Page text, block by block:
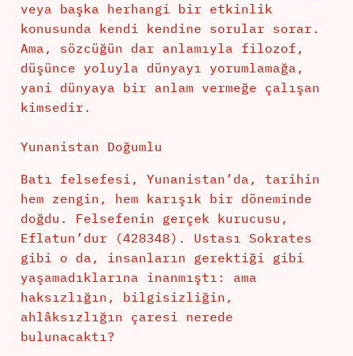
veya başka herhangi bir etkinlik
konusunda kendi kendine sorular sorar.
Ama, sözcüğün dar anlamıyla filozof,
düşünce yoluyla dünyayı yorumlamağa,
yani dünyaya bir anlam vermeğe çalışan
kimsedir.
Yunanistan Doğumlu
Batı felsefesi, Yunanistan’da, tarihin
hem zengin, hem karışık bir döneminde
doğdu. Felsefenin gerçek kurucusu,
Eflatun’dur (428348). Ustası Sokrates
gibi o da, insanların gerektiği gibi
yaşamadıklarına inanmıştı: ama
haksızlığın, bilgisizliğin,
ahlâksızlığın çaresi nerede
bulunacaktı?